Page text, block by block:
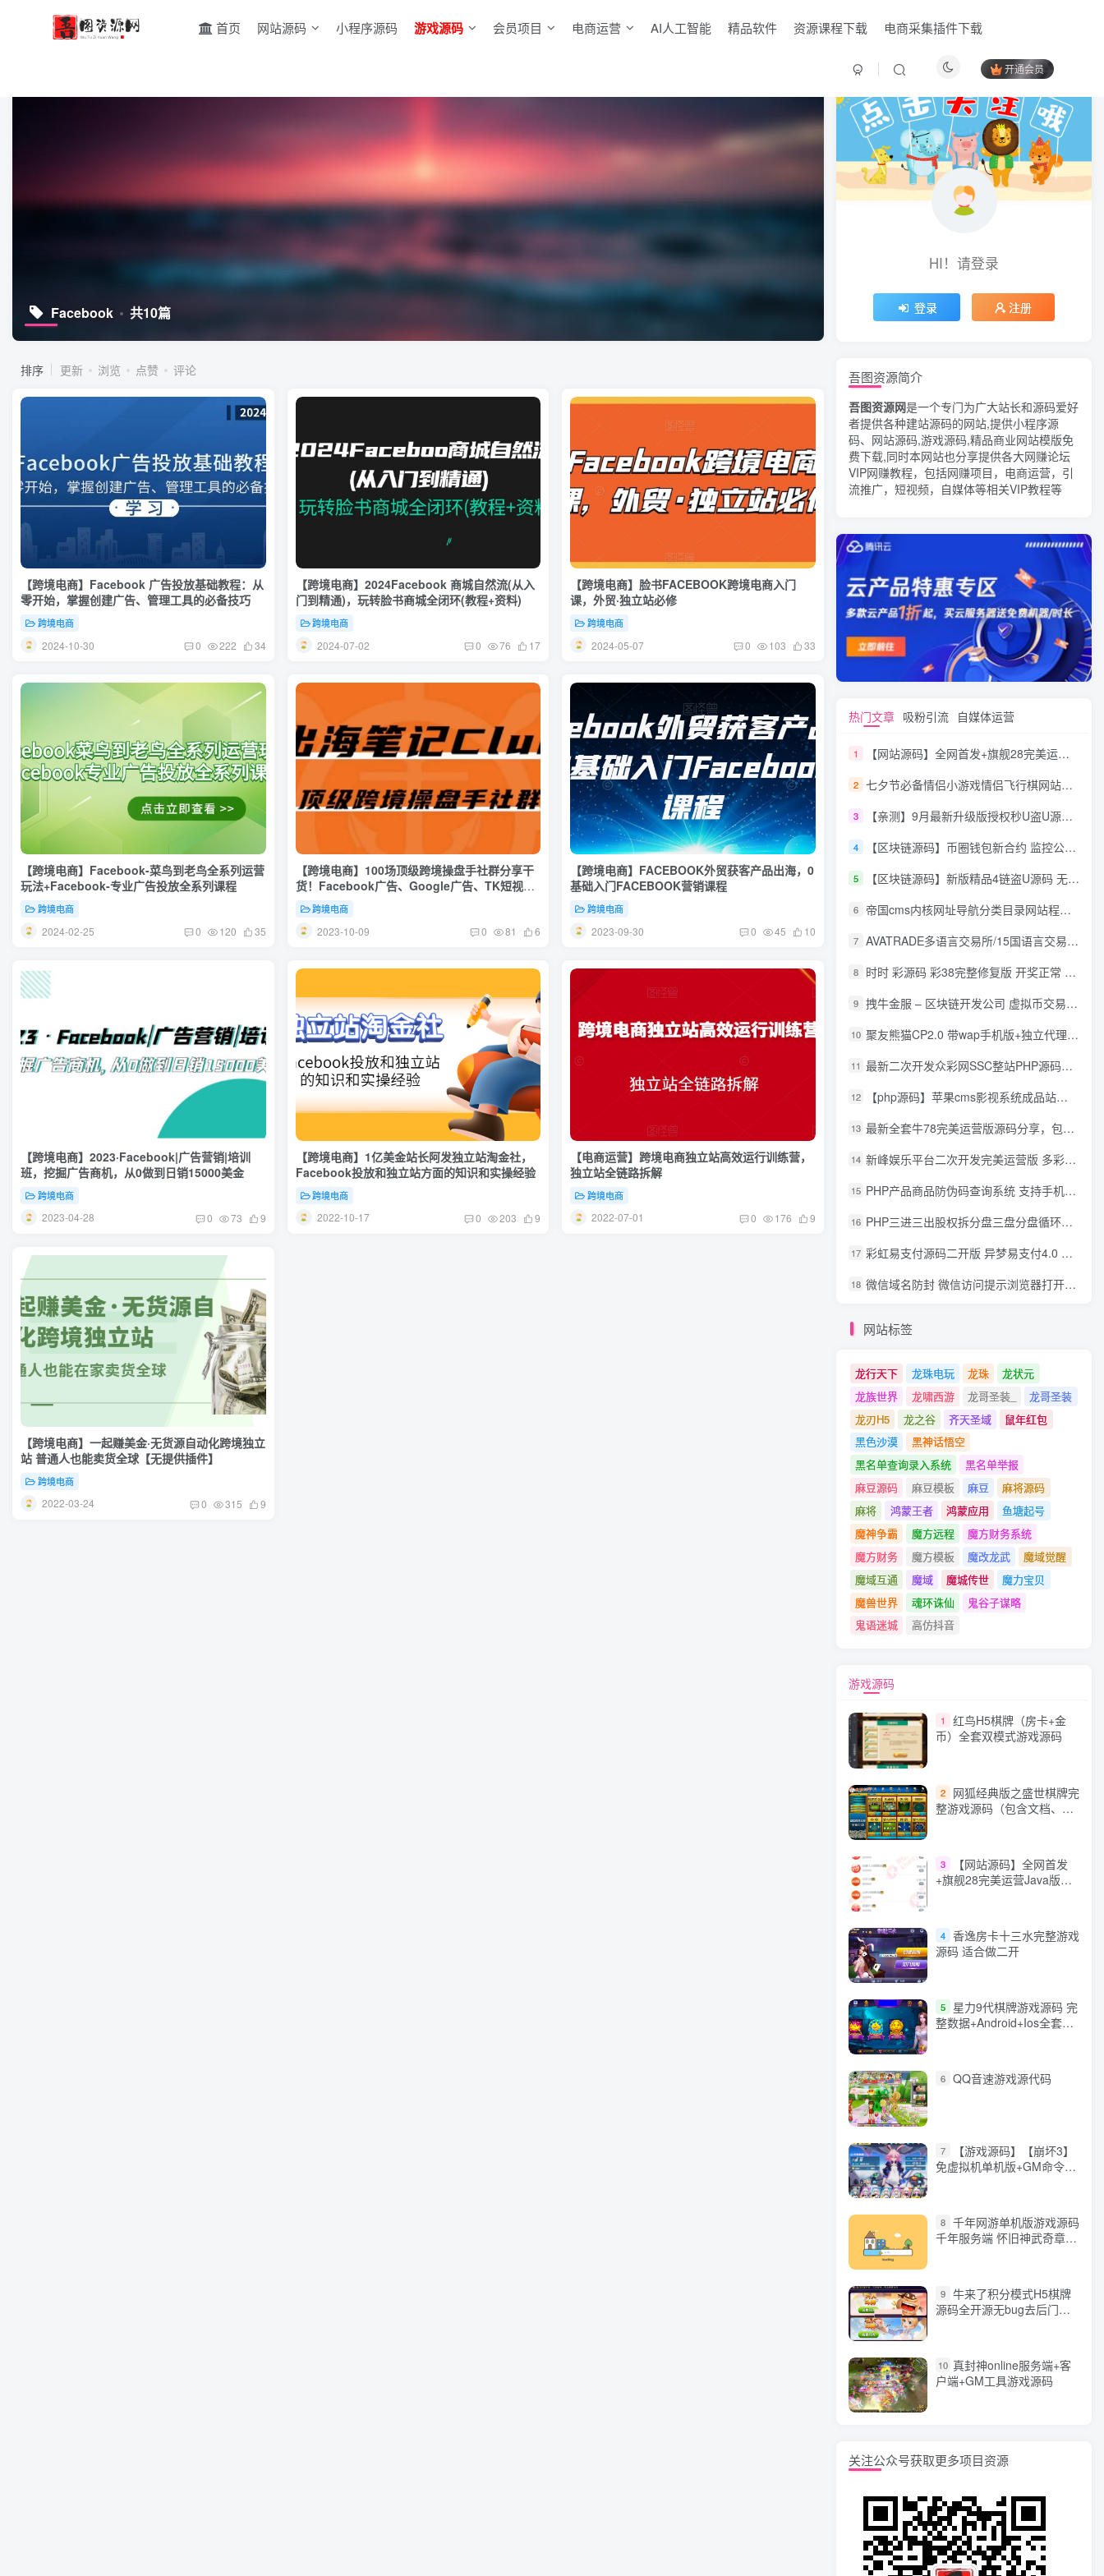
首页 网站源码 小程序源码 游戏源码 会员项目 电商运营 AI人工智能 精品软件 资源课程下载 电商采集插件下载
开通会员
Facebook 共10篇
排序 更新 浏览 点赞 评论
【跨境电商】Facebook 广告投放基础教程：从
零开始，掌握创建广告、管理工具的必备技巧
跨境电商
2024-10-30 0 222 34
【跨境电商】2024Facebook 商城自然流(从入
门到精通)，玩转脸书商城全闭环(教程+资料)
跨境电商
2024-07-02 0 76 17
【跨境电商】脸书FACEBOOK跨境电商入门
课，外贸·独立站必修
跨境电商
2024-05-07 0 103 33
【跨境电商】Facebook-菜鸟到老鸟全系列运营
玩法+Facebook-专业广告投放全系列课程
跨境电商
2024-02-25 0 120 35
【跨境电商】100场顶级跨境操盘手社群分享干
货！Facebook广告、Google广告、TK短视频
等全解析
跨境电商
2023-10-09 0 81 6
【跨境电商】FACEBOOK外贸获客产品出海，0
基础入门FACEBOOK营销课程
跨境电商
2023-09-30 0 45 10
【跨境电商】2023·Facebook|广告营销|培训
班，挖掘广告商机，从0做到日销15000美金
跨境电商
2023-04-28 0 73 9
【跨境电商】1亿美金站长阿发独立站淘金社，
Facebook投放和独立站方面的知识和实操经验
跨境电商
2022-10-17 0 203 9
【电商运营】跨境电商独立站高效运行训练营，
独立站全链路拆解
跨境电商
2022-07-01 0 176 9
【跨境电商】一起赚美金·无货源自动化跨境独立
站 普通人也能卖货全球【无提供插件】
跨境电商
2022-03-24 0 315 9
HI！请登录
登录 注册
HI！请登录
登录 注册
吾图资源简介
吾图资源网是一个专门为广大站长和源码爱好
者提供各种建站源码的网站,提供小程序源
码、网站源码,游戏源码,精品商业网站模版免
费下载,同时本网站也分享提供各大网赚论坛
VIP网赚教程，包括网赚项目，电商运营，引
流推广，短视频，自媒体等相关VIP教程等
热门文章 吸粉引流 自媒体运营
1 【网站源码】全网首发+旗舰28完美运营Java版高仿28圈+彩种丰富+机器人+眯牌
2 七夕节必备情侣小游戏情侣飞行棋网站源码
3 【亲测】9月最新升级版授权秒U盗U源码/四链盗U源码/自带提币接口
4 【区块链源码】币圈钱包新合约 监控公链转账地址 尾数模拟转账数据生成 0 U攻击带安装说明
5 【区块链源码】新版精品4链盗U源码 无限开代理模式 后台 代理数据可看 包含搭建教程
6 帝国cms内核网址导航分类目录网站程序源码
7 AVATRADE多语言交易所/15国语言交易所/合约交易/期权交易/币币交易/申购/矿机/风控/前端wap/pc纯源码/带搭建教程
8 时时 彩源码 彩38完整修复版 开奖正常 带手机wap
9 拽牛金服 – 区块链开发公司 虚拟币交易系统 虚拟币交易平台开发 虚拟币ico众
10 聚友熊猫CP2.0 带wap手机版+独立代理后台+整站打包全开源
11 最新二次开发众彩网SSC整站PHP源码+WAP手机版+KJ采集器+集成云端在线充值
12 【php源码】苹果cms影视系统成品站打包+电影先生6.1.1模板优化版+15W+数据
13 最新全套牛78完美运营版源码分享，包含了资源组件+脚本程序
14 新峰娱乐平台二次开发完美运营版 多彩种多玩法 代理分红+积分兑换
15 PHP产品商品防伪码查询系统 支持手机防假验证网站建设 防伪码自动生成 批量导入
16 PHP三进三出股权拆分盘三盘分盘循环拆分系统源码
17 彩虹易支付源码二开版 异梦易支付4.0 可对接官方/易支付/码支付 去除后门 美化用户中心
18 微信域名防封 微信访问提示浏览器打开 非微信访问直接打开预防域名被封域名被封包换服务
网站标签
龙行天下 龙珠电玩 龙珠
龙状元
龙族世界
龙啸西游 龙哥圣装_
龙哥圣装
龙刃H5
龙之谷 齐天圣域
鼠年红包
黑色沙漠
黑神话悟空
黑名单查询录入系统
黑名单举报
麻豆源码
麻豆模板 麻豆
麻将源码
麻将
鸿蒙王者 鸿蒙应用
鱼塘起号
魔神争霸
魔方远程
魔方财务系统
魔方财务
魔方模板 魔改龙武
魔域觉醒
魔域互通
魔域 魔城传世
魔力宝贝
魔兽世界
魂环诛仙
鬼谷子谋略
鬼语迷城
高仿抖音
游戏源码
1
红鸟H5棋牌（房卡+金
币）全套双模式游戏源码
2
网狐经典版之盛世棋牌完
整游戏源码（包含文档、架
3
【网站源码】全网首发
+旗舰28完美运营Java版高
4 香逸房卡十三水完整游戏
源码 适合做二开
5
星力9代棋牌游戏源码 完
整数据+Android+Ios全套
6 QQ音速游戏源代码
7
【游戏源码】【崩坏3】
免虚拟机单机版+GM命令
8 千年网游单机版游戏源码
千年服务端 怀旧神武奇章一
9 牛来了积分模式H5棋牌
源码全开源无bug去后门无
10 真封神online服务端+客
户端+GM工具游戏源码
关注公众号获取更多项目资源